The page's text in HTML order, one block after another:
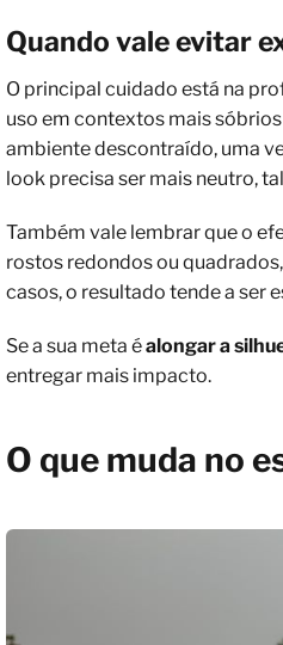
Quando vale evitar
O principal cuidado está na
uso em contextos mais
ambiente descontraído, uma
look precisa ser mais neutro,
Também vale lembrar que o
rostos redondos ou
casos, o resultado tende a ser
Se a sua meta éalongar a
entregar mais impacto.
O que muda no